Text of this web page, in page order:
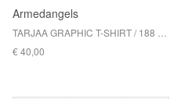
Armedangels
€ 40,00